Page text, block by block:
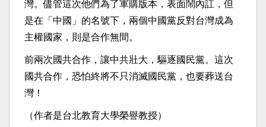
灣。儘管這次他們為了軍購版本，表面鬧內訌，但
是在「中國」的名號下，兩個中國黨反對台灣成為
主權國家，則是合作無間。
前兩次國共合作，讓中共壯大，驅逐國民黨。這次
國共合作，恐怕終將不只消滅國民黨，也要葬送台
灣！
（作者是台北教育大學榮譽教授）